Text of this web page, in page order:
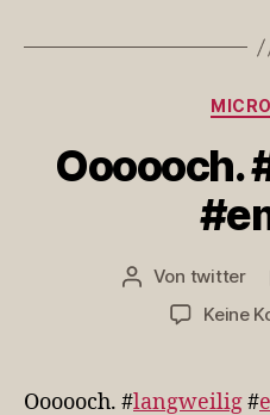
Oooooch.
Beitragsautor
Von twitter
Keine
Oooooch. #langweilig#